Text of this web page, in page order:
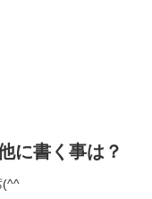
に書く事は？
ゞ